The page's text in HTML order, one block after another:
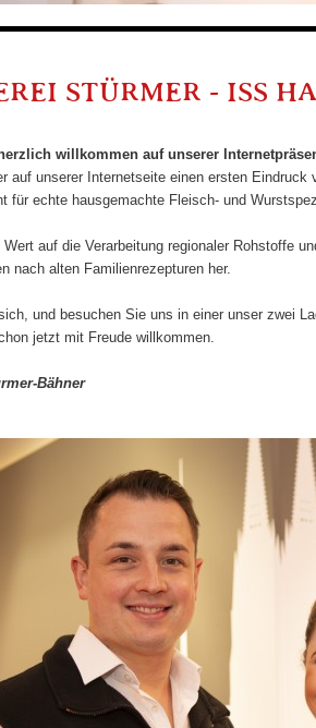
STÜRMER - ISS
willkommen auf unserer
auf unserer Internetseite einen ersten Eindruck
für echte hausgemachte Fleisch- und
auf die Verarbeitung regionaler Rohstoffe
nach alten Familienrezepturen her.
und besuchen Sie uns in einer unser zwei
jetzt mit Freude willkommen.
Bähner